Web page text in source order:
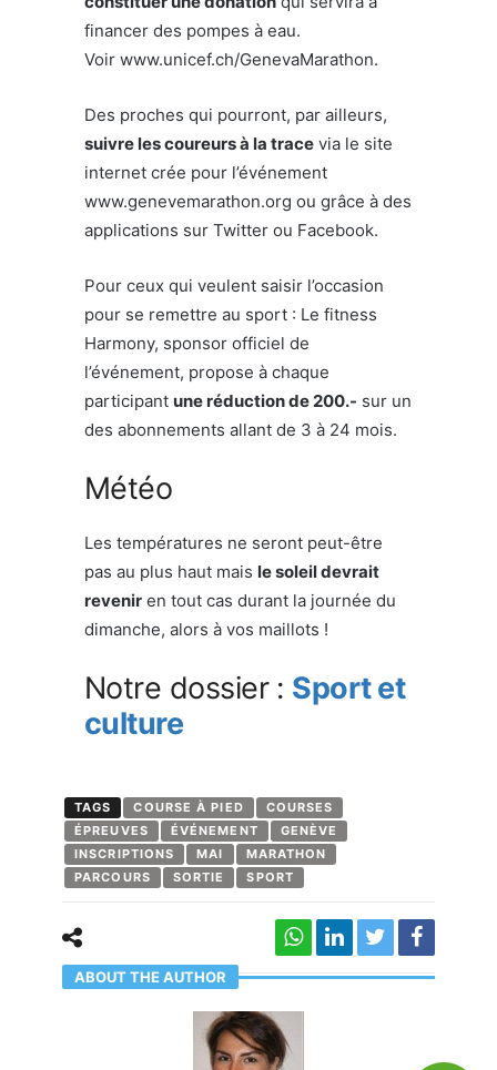
financer des pompes à eau.
Voir www.unicef.ch/GenevaMarathon.
Des proches qui pourront, par ailleurs,
suivre les coureurs à la trace via le site
internet crée pour l’événement
www.genevemarathon.org ou grâce à des
applications sur Twitter ou Facebook.
Pour ceux qui veulent saisir l’occasion
pour se remettre au sport : Le fitness
Harmony, sponsor officiel de
l’événement, propose à chaque
participant une réduction de 200.- sur un
des abonnements allant de 3 à 24 mois.
Météo
Les températures ne seront peut-être
pas au plus haut mais le soleil devrait
revenir en tout cas durant la journée du
dimanche, alors à vos maillots !
Notre dossier : Sport et
culture
TAGS COURSE À PIED
COURSES
ÉPREUVES
ÉVÉNEMENT
GENÈVE
INSCRIPTIONS
MAI
MARATHON
PARCOURS
SORTIE SPORT
ABOUT THE AUTHOR